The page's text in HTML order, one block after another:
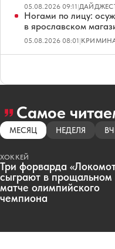
05.08.2026 09:11|
Ногами по лицу:
в ярославском
05.08.2026 08:01|
Самое
МЕСЯЦ НЕДЕЛЯ
ХОККЕЙ
Три форварда
сыграют в прощальном
матче олимпийского
чемпиона